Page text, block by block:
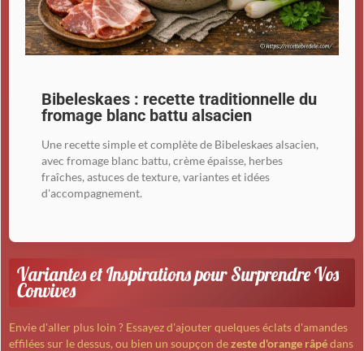
Bibeleskaes : recette traditionnelle du
fromage blanc battu alsacien
Une recette simple et complète de Bibeleskaes alsacien,
avec fromage blanc battu, crème épaisse, herbes
fraîches, astuces de texture, variantes et idées
d'accompagnement.
Variantes et Inspirations pour Surprendre Vos
Convives
Envie d'aller plus loin ? Essayez d'ajouter quelques éclats d'amandes
effilées sur le dessus, ou bien un soupçon dezeste d'orange râpédans